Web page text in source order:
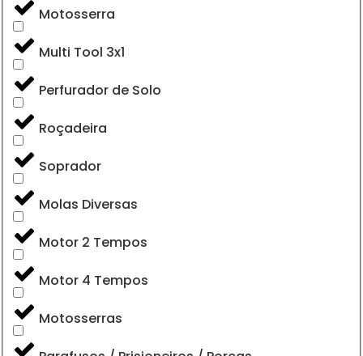
Motosserra
Multi Tool 3x1
Perfurador de Solo
Roçadeira
Soprador
Molas Diversas
Motor 2 Tempos
Motor 4 Tempos
Motosserras